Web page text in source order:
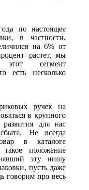
по настоящее
в частности,
на 6% от
растет, мы
этот сегмент
есть несколько
ручек на
в крупного
развития для нас
Не всегда
в каталоге
положение
эту нишу
пусть даже
говорим про весь